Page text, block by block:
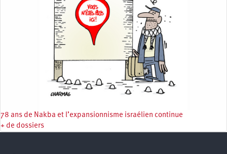
78 ans de Nakba et l’expansionnisme israélien continue
+ de dossiers